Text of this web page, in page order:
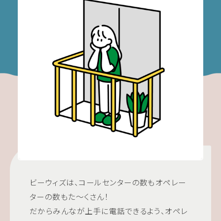
ビーウィズは、コールセンターの数もオペレー
ターの数もた～くさん！
だからみんなが上手に電話できるよう、オペレ